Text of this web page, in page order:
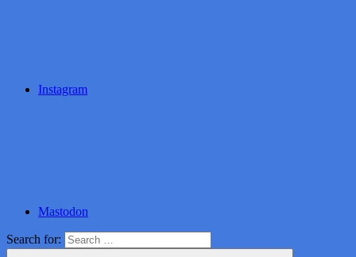
Instagram
Mastodon
Search for: